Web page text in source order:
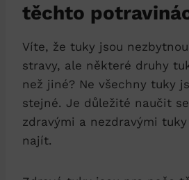
těchto
Víte, že tuky jsou
stravy, ale některé druhy
než jiné? Ne všechny tuky
stejné. Je důležité naučit
zdravými a nezdravými
najít.